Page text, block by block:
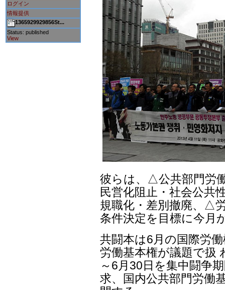
ログイン
情報提供
1365929929856St...
Status: published
View
彼らは、△公共部門労
民営化阻止・社会公共
規職化・差別撤廃、△
条件決定を目標に今月
共闘本は6月の国際労
労働基本権が議題で扱
～6月30日を集中闘争
求、国内公共部門労働